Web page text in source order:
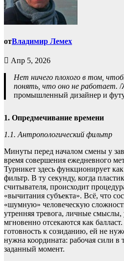
отВладимир Лемех
Апр 5, 2026
Нет ничего плохого в том,
понять, что оно не работает. /
промышленный дизайнер и
1. Опредмечивание времени
1.1. Антропологический фильтр
Минуты перед началом смены у
время совершения ежедневного
Турникет здесь функционирует
фильтр. В ту секунду, когда
считывателя, происходит
«вычитания субъекта». Всё, что
«шумную» человеческую
утренняя тревога, личные
мгновенно отсекаются как
готовность к созиданию, ей не
нужна координата: рабочая сили в
заданный момент.